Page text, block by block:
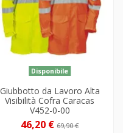
Disponibile
Giubbotto da Lavoro Alta
Visibilità Cofra Caracas
V452-0-00
46,20 €69,90 €